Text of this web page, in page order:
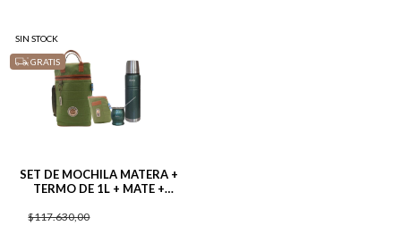
SIN STOCK
GRATIS
SET DE MOCHILA MATERA +
TERMO DE 1L + MATE +
$117.630,00